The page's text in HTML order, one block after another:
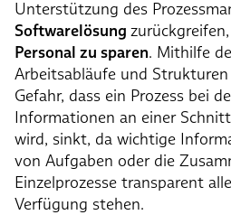
Unterstützung des
Softwarelösung
Personal zu sparen. Mithilfe
Arbeitsabläufe und
Gefahr, dass ein Prozess bei
Informationen an einer
wird, sinkt, da wichtige
von Aufgaben oder die
Einzelprozesse transparent
Verfügung stehen.